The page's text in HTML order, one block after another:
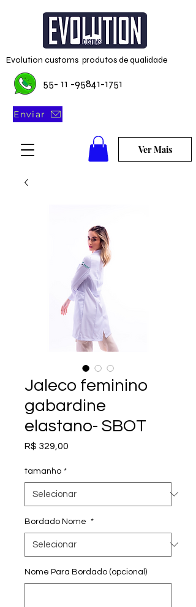
55- 11 -95841-1751
Enviar
Ver Mais
Evolution customs produtos de qualidade
Jaleco feminino
gabardine
elastano- SBOT
R$ 329,00
tamanho *
Bordado Nome *
Nome Para Bordado (opcional)